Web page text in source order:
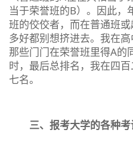
当于荣誉班的B）。因此，
班的佼佼者，而在普通班
多好都别想挤进去。我在
那些门门在荣誉班里得A的
时，最后总排名，我在四
七名。
三、报考大学的各种考